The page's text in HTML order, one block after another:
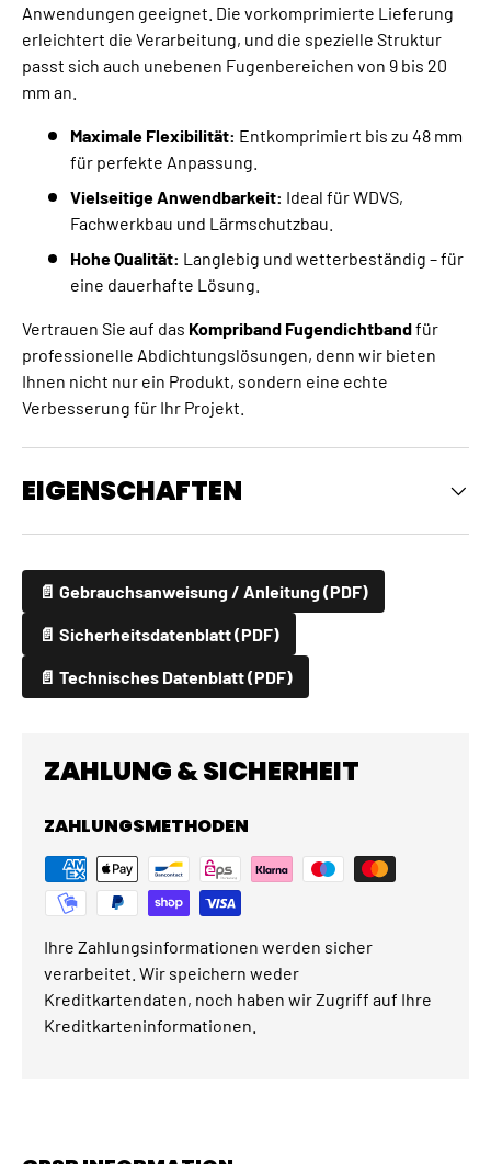
Anwendungen geeignet. Die vorkomprimierte Lieferung
erleichtert die Verarbeitung, und die spezielle Struktur
passt sich auch unebenen Fugenbereichen von 9 bis 20
mm an.
Maximale Flexibilität: Entkomprimiert bis zu 48 mm
für perfekte Anpassung.
Vielseitige Anwendbarkeit: Ideal für WDVS,
Fachwerkbau und Lärmschutzbau.
Hohe Qualität: Langlebig und wetterbeständig – für
eine dauerhafte Lösung.
Vertrauen Sie auf das Kompriband Fugendichtbandfür
professionelle Abdichtungslösungen, denn wir bieten
Ihnen nicht nur ein Produkt, sondern eine echte
Verbesserung für Ihr Projekt.
EIGENSCHAFTEN
📄 Gebrauchsanweisung / Anleitung (PDF)
📄 Sicherheitsdatenblatt (PDF)
📄 Technisches Datenblatt (PDF)
ZAHLUNG & SICHERHEIT
ZAHLUNGSMETHODEN
Ihre Zahlungsinformationen werden sicher
verarbeitet. Wir speichern weder
Kreditkartendaten, noch haben wir Zugriff auf Ihre
Kreditkarteninformationen.